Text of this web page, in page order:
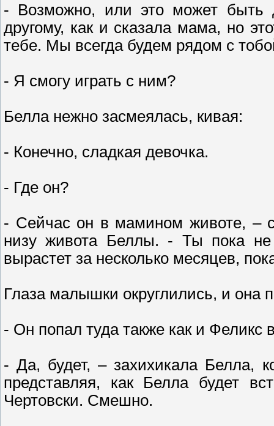
- Возможно, или это может быть
другому, как и сказала мама, но
тебе. Мы всегда будем рядом с
- Я смогу играть с ним?
Белла нежно засмеялась, кивая:
- Конечно, сладкая девочка.
- Где он?
- Сейчас он в мамином животе, –
низу живота Беллы. - Ты пока
вырастет за несколько месяцев,
Глаза малышки округлились, и она
- Он попал туда также как и Феликс
- Да, будет, – захихикала Белла,
представляя, как Белла будет
Чертовски. Смешно.